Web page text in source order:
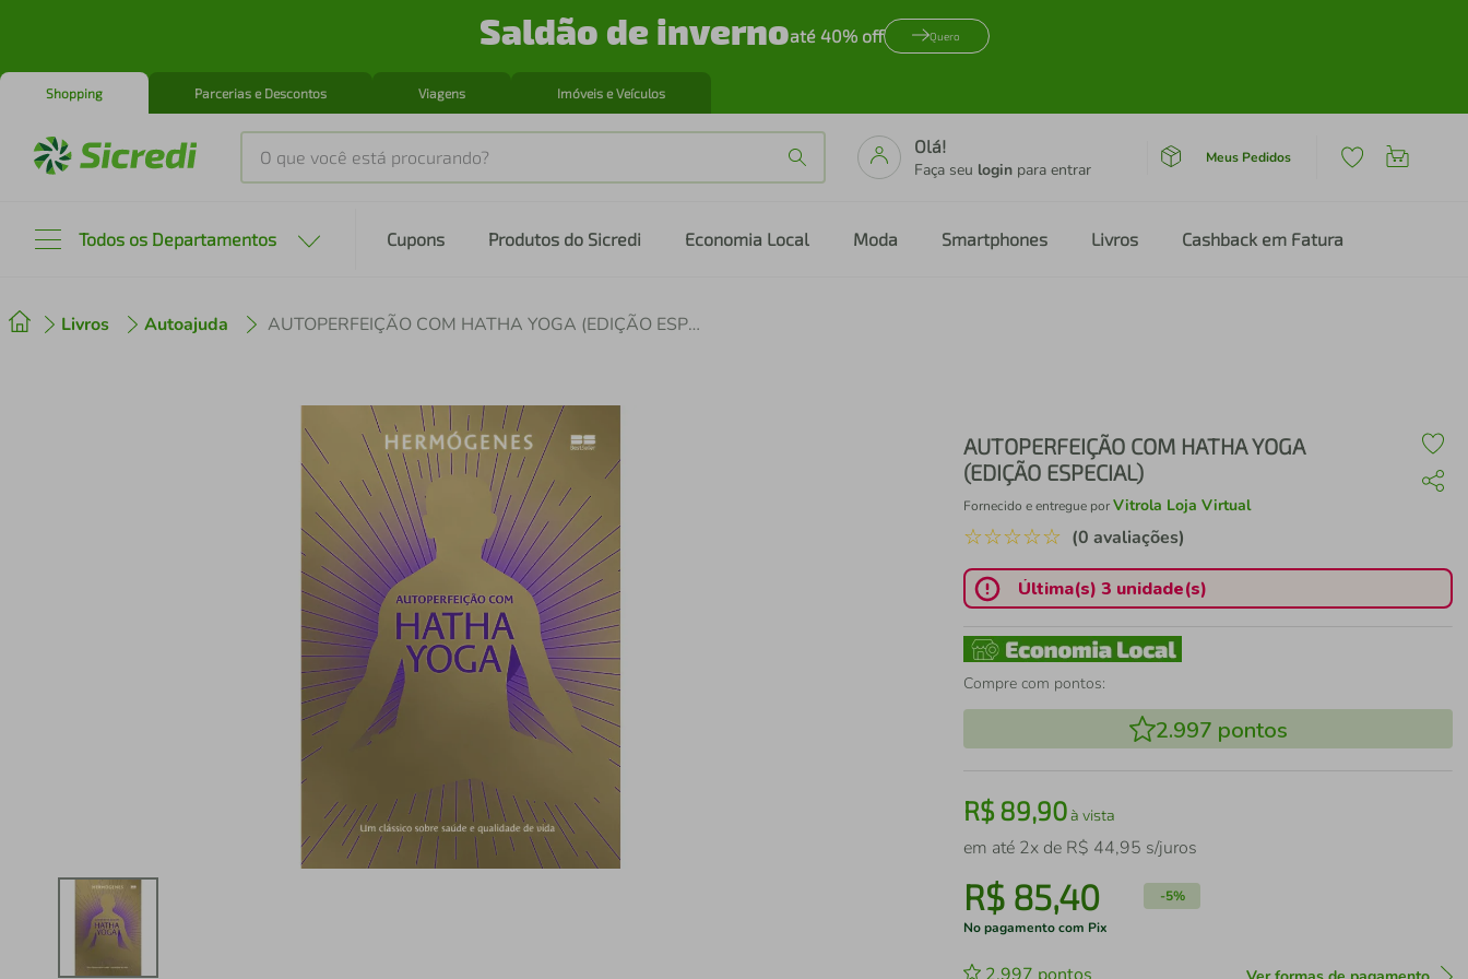
Saldão de invernoaté 40% off Quero
Shopping Parcerias e Descontos Viagens Imóveis e Veículos
O que você está procurando?
Olá!
Faça seu login para entrar
Meus Pedidos
Todos os Departamentos Cupons Produtos do Sicredi Economia Local Moda Smartphones Livros Cashback em Fatura
Livros Autoajuda AUTOPERFEIÇÃO COM HATHA YOGA (EDIÇÃO ESPECIAL)
AUTOPERFEIÇÃO COM HATHA YOGA
(EDIÇÃO ESPECIAL)
Fornecido e entregue porVitrola Loja Virtual
☆☆☆☆☆ (0 avaliações)
Última(s) 3 unidade(s)
Compre com pontos:
2.997 pontos
R$89,90à vista
em até 2x de R$ 44,95 s/juros
R$ 85,40 -5%
No pagamento com Pix
2º cafeteira
air fryer